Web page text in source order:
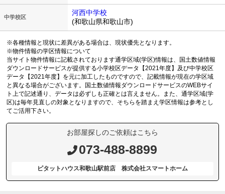
中学校区
河西中学校
(和歌山県和歌山市)
※各種情報と現状に差異がある場合は、現状優先となります。
※物件情報の学区情報について
当サイト物件情報に記載されております通学区域(学区)情報は、国土数値情報
ダウンロードサービスが提供する小学校区データ【2021年度】及び中学校区
データ【2021年度】を元に加工したものですので、記載情報が現在の学区域
と異なる場合がございます。国土数値情報ダウンロードサービスのWEBサイ
ト上で記述通り、データは必ずしも正確とは言えません。また、通学区域(学
区)は毎年見直しの対象となりますので、そちらを踏まえ学区情報は参考とし
てご活用下さい。
お部屋探しのご依頼はこちら
073-488-8899
ピタットハウス和歌山駅前店 株式会社スマートホーム